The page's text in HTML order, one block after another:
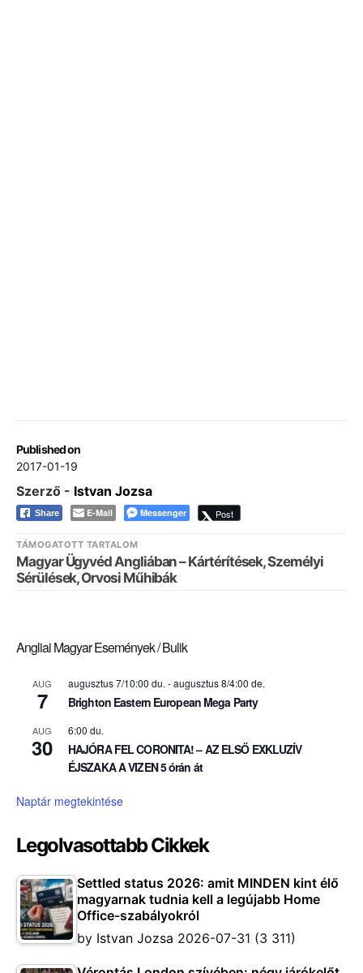
Published on
2017-01-19
Szerző - Istvan Jozsa
Share E-Mail Messenger Post
TÁMOGATOTT TARTALOM
Magyar Ügyvéd Angliában – Kártérítések, Személyi
Sérülések, Orvosi Műhibák
Angliai Magyar Események / Bulik
AUG
7
augusztus 7/10:00 du. -augusztus 8/4:00 de.
Brighton Eastern European Mega Party
AUG
30
6:00 du.
HAJÓRA FEL CORONITA! – AZ ELSŐ EXKLUZÍV
ÉJSZAKA A VIZEN 5 órán át
Naptár megtekintése
Legolvasottabb Cikkek
Settled status 2026: amit MINDEN kint élő
magyarnak tudnia kell a legújabb Home
Office-szabályokról
by Istvan Jozsa 2026-07-31 (3 311)